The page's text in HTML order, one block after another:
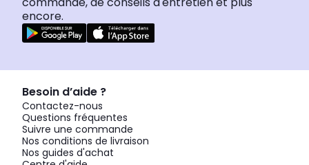
encore.
Besoin d’aide ?
Contactez-nous
Questions fréquentes
Suivre une commande
Nos conditions de livraison
Nos guides d'achat